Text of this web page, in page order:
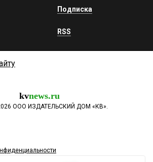
Подписка
RSS
kvnews.ru
ООО ИЗДАТЕЛЬСКИЙ ДОМ «КВ».